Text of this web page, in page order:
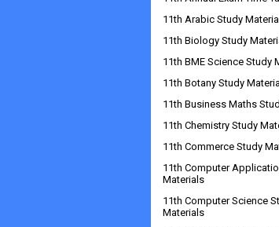
11th Arabic Study
11th Biology Study
11th BME Science Study
11th Botany Study
11th Business Maths
11th Chemistry Study
11th Commerce Study
11th Computer
Materials
11th Computer Science
Materials